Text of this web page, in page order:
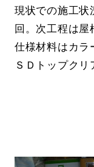
現状での施工
回。次工程は屋
仕様材料はカラ
ＳＤトップクリ